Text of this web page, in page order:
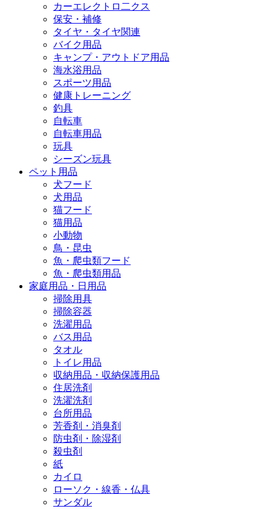
カーエレクトロ二クス
保安・補修
タイヤ・タイヤ関連
バイク用品
キャンプ・アウトドア用品
海水浴用品
スポーツ用品
健康トレーニング
釣具
自転車
自転車用品
玩具
シーズン玩具
ペット用品
犬フード
犬用品
猫フード
猫用品
小動物
鳥・昆虫
魚・爬虫類フード
魚・爬虫類用品
家庭用品・日用品
掃除用具
掃除容器
洗濯用品
バス用品
タオル
トイレ用品
収納用品・収納保護用品
住居洗剤
洗濯洗剤
台所用品
芳香剤・消臭剤
防虫剤・除湿剤
殺虫剤
紙
カイロ
ローソク・線香・仏具
サンダル